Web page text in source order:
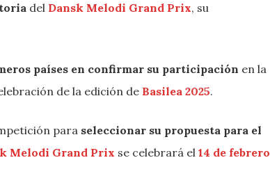
del Dansk Melodi Grand Prix, su
países en confirmar su participación en la
de la edición de Basilea 2025.
para seleccionar su propuesta para el
Melodi Grand Prix se celebrará el 14 de febrero